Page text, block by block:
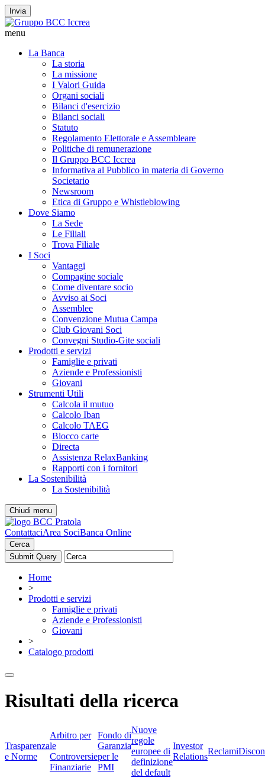
Invia
menu
La Banca
La storia
La missione
I Valori Guida
Organi sociali
Bilanci d'esercizio
Bilanci sociali
Statuto
Regolamento Elettorale e Assembleare
Politiche di remunerazione
Il Gruppo BCC Iccrea
Informativa al Pubblico in materia di Governo
Societario
Newsroom
Etica di Gruppo e Whistleblowing
Dove Siamo
La Sede
Le Filiali
Trova Filiale
I Soci
Vantaggi
Compagine sociale
Come diventare socio
Avviso ai Soci
Assemblee
Convenzione Mutua Campa
Club Giovani Soci
Convegni Studio-Gite sociali
Prodotti e servizi
Famiglie e privati
Aziende e Professionisti
Giovani
Strumenti Utili
Calcola il mutuo
Calcolo Iban
Calcolo TAEG
Blocco carte
Directa
Assistenza RelaxBanking
Rapporti con i fornitori
La Sostenibilità
La Sostenibilità
Chiudi menu
ContattaciArea SociBanca Online
Cerca
Home
>
Prodotti e servizi
Famiglie e privati
Aziende e Professionisti
Giovani
>
Catalogo prodotti
Risultati della ricerca
Trasparenza
e Norme
Arbitro per
le
Controversie
Finanziarie
Fondo di
Garanzia
per le
PMI
Nuove
regole
europee di
definizione
del default
Investor
Relations
Reclami